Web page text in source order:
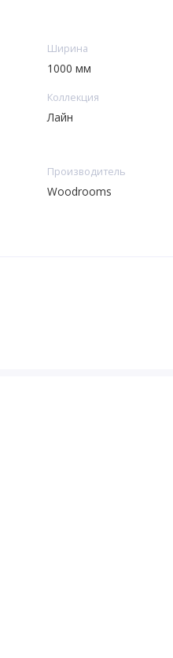
Ширина
1000 мм
Коллекция
Лайн
Производитель
Woodrooms